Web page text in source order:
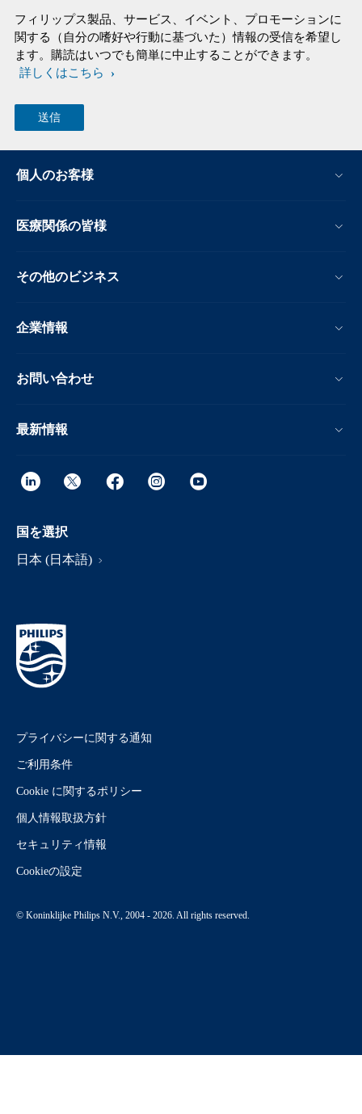
フィリップス製品、サービス、イベント、プロモーションに
関する（自分の嗜好や行動に基づいた）情報の受信を希望し
ます。購読はいつでも簡単に中止することができます。
詳しくはこちら
個人のお客様
医療関係の皆様
その他のビジネス
企業情報
お問い合わせ
最新情報
国を選択
日本 (日本語)
プライバシーに関する通知
ご利用条件
Cookie に関するポリシー
個人情報取扱方針
セキュリティ情報
Cookieの設定
© Koninklijke Philips N.V., 2004 - 2026. All rights reserved.